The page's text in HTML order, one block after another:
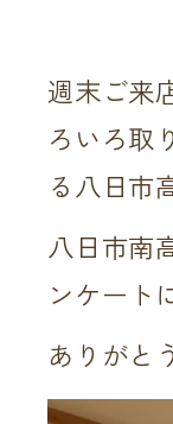
週末ご来
ろいろ取
る八日市
八日市南
ンケート
ありがと